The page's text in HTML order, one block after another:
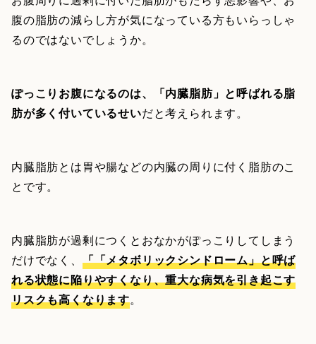
腹の脂肪の減らし方が気になっている方もいらっしゃ
るのではないでしょうか。
ぽっこりお腹になるのは、「内臓脂肪」と呼ばれる脂
肪が多く付いているせいだと考えられます。
内臓脂肪とは胃や腸などの内臓の周りに付く脂肪のこ
とです。
内臓脂肪が過剰につくとおなかがぽっこりしてしまう
だけでなく、 「「メタボリックシンドローム」と呼ば
れる状態に陥りやすくなり、重大な病気を引き起こす
リスクも高くなります。